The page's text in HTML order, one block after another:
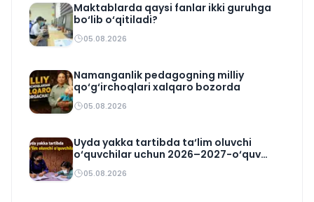
Maktablarda qaysi fanlar ikki guruhga
bo‘lib o‘qitiladi?
05.08.2026
Namanganlik pedagogning milliy
qo‘g‘irchoqlari xalqaro bozorda
05.08.2026
Uyda yakka tartibda ta‘lim oluvchi
o‘quvchilar uchun 2026–2027-o‘quv
rejasi tasdiqlandi
05.08.2026